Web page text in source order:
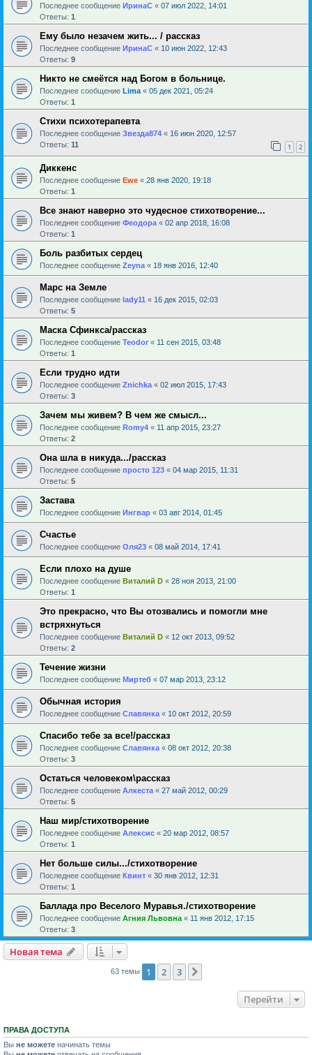
Последнее сообщение ИринаC « 07 июл 2022, 14:01
Ответы: 1
Ему было незачем жить... / рассказ
Последнее сообщение ИринаC « 10 июн 2022, 12:43
Ответы: 9
Никто не смеётся над Богом в больнице.
Последнее сообщение Lima « 05 дек 2021, 05:24
Ответы: 1
Стихи психотерапевта
Последнее сообщение Звезда874 « 16 июн 2020, 12:57
Ответы: 11 1 2
Диккенс
Последнее сообщение Ewe « 28 янв 2020, 19:18
Ответы: 1
Все знают наверно это чудесное стихотворение...
Последнее сообщение Феодора « 02 апр 2018, 16:08
Ответы: 1
Боль разбитых сердец
Последнее сообщение Zeyna « 18 янв 2016, 12:40
Марс на Земле
Последнее сообщение lady11 « 16 дек 2015, 02:03
Ответы: 5
Маска Сфинкса/рассказ
Последнее сообщение Teodor « 11 сен 2015, 03:48
Ответы: 1
Если трудно идти
Последнее сообщение Znichka « 02 июл 2015, 17:43
Ответы: 3
Зачем мы живем? В чем же смысл...
Последнее сообщение Romy4 « 11 апр 2015, 23:27
Ответы: 2
Она шла в никуда.../рассказ
Последнее сообщение просто 123 « 04 мар 2015, 11:31
Ответы: 5
Застава
Последнее сообщение Ингвар « 03 авг 2014, 01:45
Счастье
Последнее сообщение Оля23 « 08 май 2014, 17:41
Если плохо на душе
Последнее сообщение Виталий D « 28 ноя 2013, 21:00
Ответы: 1
Это прекрасно, что Вы отозвались и помогли мне
встряхнуться
Последнее сообщение Виталий D « 12 окт 2013, 09:52
Ответы: 2
Течение жизни
Последнее сообщение Миртеб « 07 мар 2013, 23:12
Обычная история
Последнее сообщение Славянка « 10 окт 2012, 20:59
Спасибо тебе за все!/рассказ
Последнее сообщение Славянка « 08 окт 2012, 20:38
Ответы: 3
Остаться человеком\рассказ
Последнее сообщение Алкеста « 27 май 2012, 00:29
Ответы: 5
Наш мир/стихотворение
Последнее сообщение Алексис « 20 мар 2012, 08:57
Ответы: 1
Нет больше силы.../стихотворение
Последнее сообщение Квинт « 30 янв 2012, 12:31
Ответы: 1
Баллада про Веселого Муравья./стихотворение
Последнее сообщение Агния Львовна « 11 янв 2012, 17:15
Ответы: 3
Новая тема
63 темы 1 2 3
Перейти
ПРАВА ДОСТУПА
Вы не можете начинать темы